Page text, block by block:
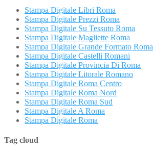
Stampa Digitale Libri Roma
Stampa Digitale Prezzi Roma
Stampa Digitale Su Tessuto Roma
Stampa Digitale Magliette Roma
Stampa Digitale Grande Formato Roma
Stampa Digitale Castelli Romani
Stampa Digitale Provincia Di Roma
Stampa Digitale Litorale Romano
Stampa Digitale Roma Centro
Stampa Digitale Roma Nord
Stampa Digitale Roma Sud
Stampa Digitale A Roma
Stampa Digitale Roma
Tag cloud